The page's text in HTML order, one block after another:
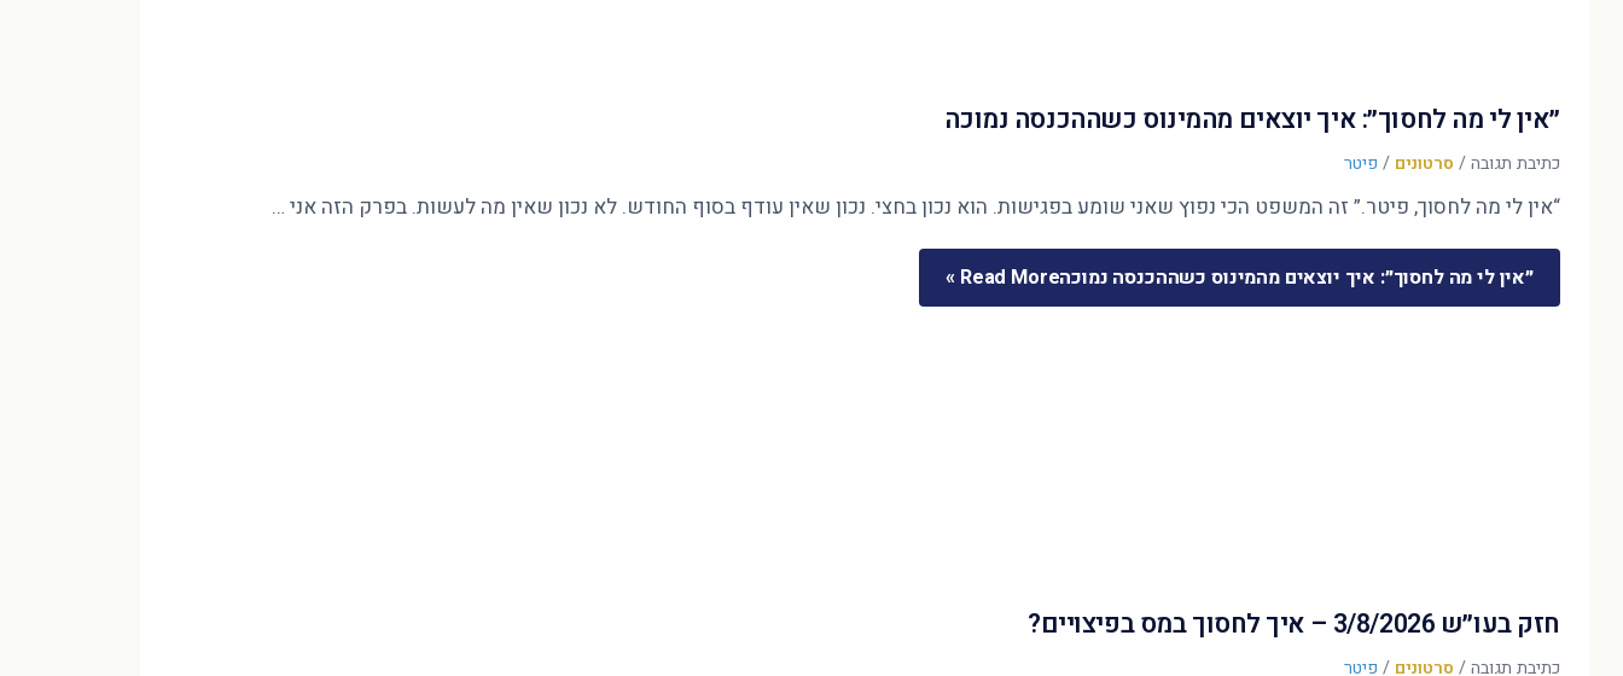
״אין לי מה לחסוך״: איך יוצאים מהמינוס כשההכנסה נמוכה
כתיבת תגובה/ סרטונים / פיטר
“אין לי מה לחסוך, פיטר.” זה המשפט הכי נפוץ שאני שומע בפגישות. הוא נכון בחצי. נכון שאין עודף בסוף החודש. לא נכון שאין מה לעשות. בפרק הזה אני …
״אין לי מה לחסוך״: איך יוצאים מהמינוס כשההכנסה נמוכהRead More »
חזק בעו״ש 3/8/2026 – איך לחסוך במס בפיצויים?
כתיבת תגובה/ סרטונים / פיטר